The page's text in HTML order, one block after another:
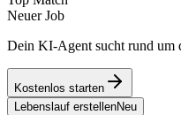
Neuer Job
Dein KI-Agent sucht rund um
Kostenlos starten
Lebenslauf erstellenNeu